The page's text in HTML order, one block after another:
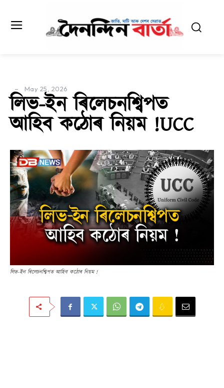
May 25, 2026
লিভ-ইন ৰিলেচনশ্বিপত
আহিব কঠোৰ নিয়ম !UCC
লিভ-ইন ৰিলেচনশ্বিপত আহিব কঠোৰ নিয়ম !